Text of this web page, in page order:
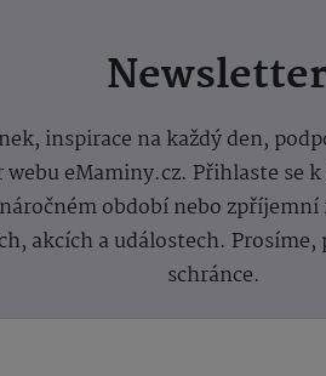
Newsletter
inspirace na každý den,
eMaminy.cz. Přihlaste se
období nebo
akcích a událostech.
schránce.